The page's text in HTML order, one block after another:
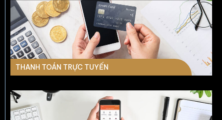
THANH TOÁN TRỰC TUYẾN